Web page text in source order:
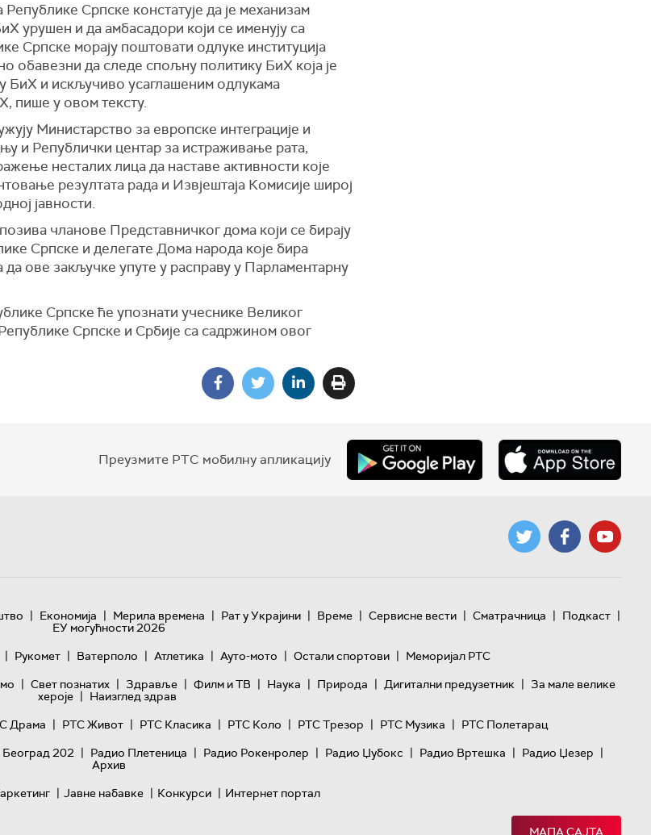
Српске констатује да је механизам
урушен и да амбасадори који се именују са
Српске морају поштовати одлуке институција
обавезни да следе спољну политику БиХ која је
БиХ и искључиво усаглашеним одлукама
пише у овом тексту.
Министарство за европске интеграције и
и Републички центар за истраживање рата,
несталих лица да наставе активности које
резултата рада и Извјештаја Комисије широј
јавности.
чланове Представничког дома који се бирају
Српске и делегате Дома народа које бира
ове закључке упуте у расправу у Парламентарну
Српске ће упознати учеснике Великог
Српске и Србије са садржином овог
Преузмите РТС мобилну апликацију
| Економија | Мерила времена | Рат у Украјини | Време | Сервисне вести | Сматрачница | Подкаст |
ЕУ могућности 2026
| Рукомет | Ватерполо | Атлетика | Ауто-мото | Остали спортови | Меморијал РТС
| Свет познатих | Здравље | Филм и ТВ | Наука | Природа | Дигитални предузетник | За мале велике
хероје | Наизглед здрав
Драма | РТС Живот | РТС Класика | РТС Коло | РТС Трезор | РТС Музика | РТС Полетарац
Београд 202 | Радио Плетеница | Радио Рокенролер | Радио Џубокс | Радио Вртешка | Радио Џезер |
Архив
| Јавне набавке | Конкурси | Интернет портал
МАПА САЈТА